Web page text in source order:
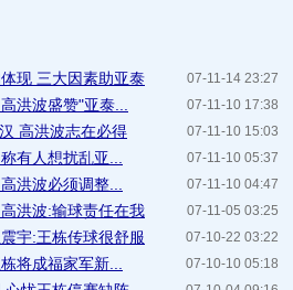
07-11-14 23:27
现 三大因素助亚泰
07-11-10 17:38
洪波盛赞"亚泰...
07-11-10 15:03
高洪波志在必得
07-11-10 05:37
有人想扰乱亚...
07-11-10 04:47
洪波必须调整...
07-11-05 03:25
洪波:输球责任在我
07-10-22 03:22
宇:王栋传球很舒服
07-10-10 05:18
将成福家军新...